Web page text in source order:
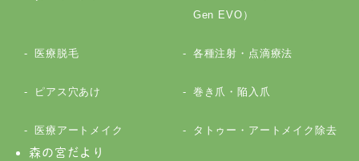
Gen EVO）
医療脱毛 各種注射・点滴療法
ピアス穴あけ 巻き爪・陥入爪
医療アートメイク
タトゥー・アートメイク除去
森の宮だより